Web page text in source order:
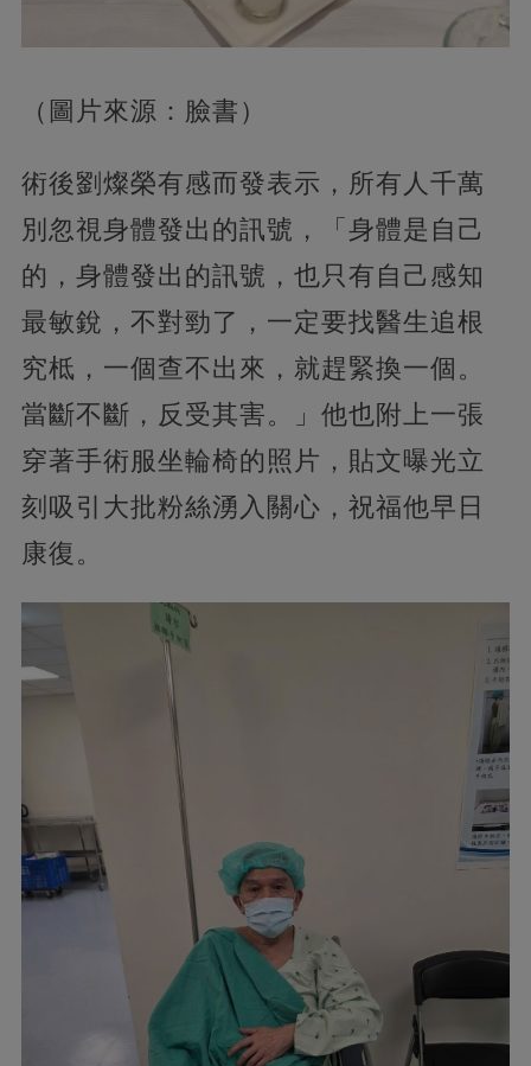
（圖片來源：臉書）
術後劉燦榮有感而發表示，所有人千萬
別忽視身體發出的訊號，「身體是自己
的，身體發出的訊號，也只有自己感知
最敏銳，不對勁了，一定要找醫生追根
究柢，一個查不出來，就趕緊換一個。
當斷不斷，反受其害。」他也附上一張
穿著手術服坐輪椅的照片，貼文曝光立
刻吸引大批粉絲湧入關心，祝福他早日
康復。